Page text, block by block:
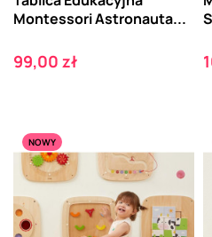
Montessori Astronauta...
Cena
99,00 zł
NOWY